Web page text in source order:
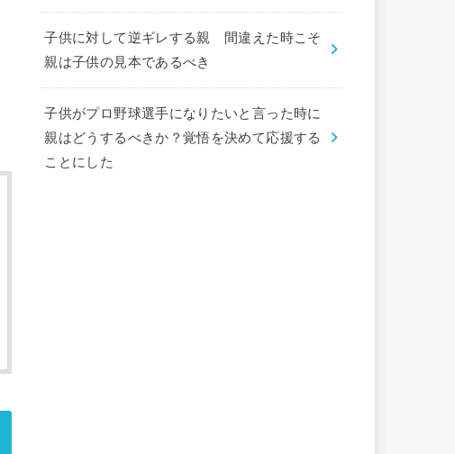
子供に対して逆ギレする親 間違えた時こそ
親は子供の見本であるべき
子供がプロ野球選手になりたいと言った時に
親はどうするべきか？覚悟を決めて応援する
ことにした